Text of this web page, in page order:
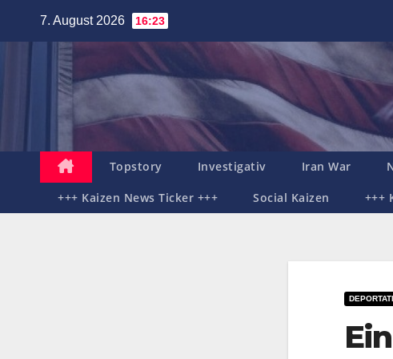
7. August 2026 16:23
Topstory Investigativ Iran War
+++ Kaizen News Ticker +++ Social Kaizen +++